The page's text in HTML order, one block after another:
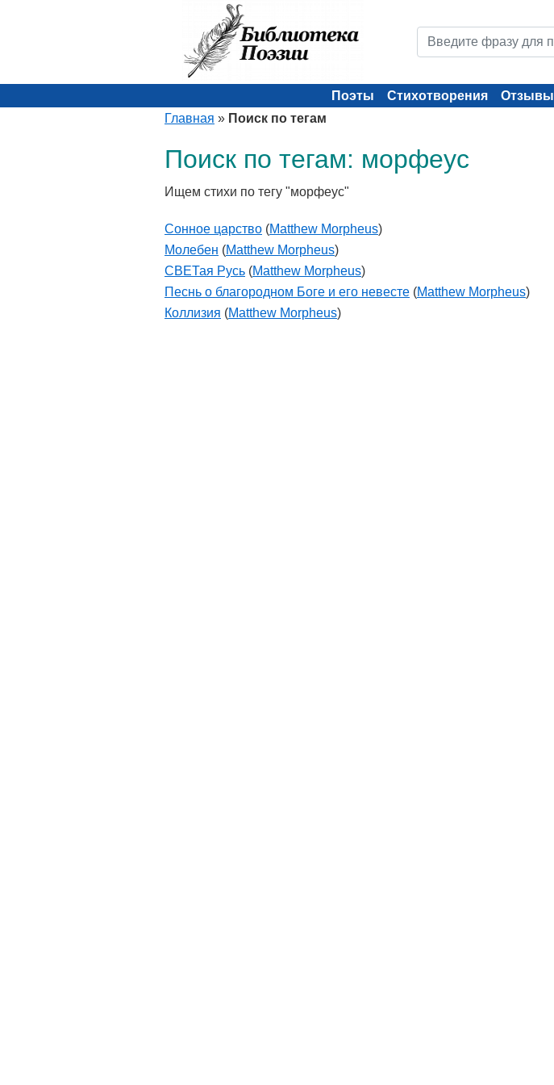
Поэты Стихотворения Отзывы
Главная » Поиск по тегам
Поиск по тегам: морфеус
Ищем стихи по тегу "морфеус"
Сонное царство (Matthew Morpheus)
Молебен (Matthew Morpheus)
СВЕТая Русь (Matthew Morpheus)
Песнь о благородном Боге и его невесте (Matthew Morpheus)
Коллизия (Matthew Morpheus)